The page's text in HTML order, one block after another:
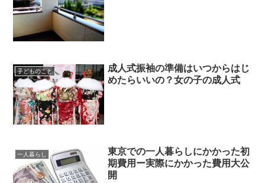
子どものこと
成人式振袖の準備はいつからはじ
めたらいいの？女の子の成人式
一人暮らし
東京での一人暮らしにかかった初
期費用ー実際にかかった費用大公
開